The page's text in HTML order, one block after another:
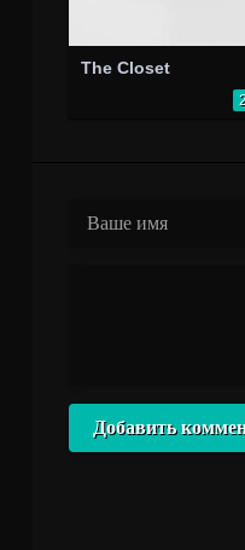
The Closet
Добавить